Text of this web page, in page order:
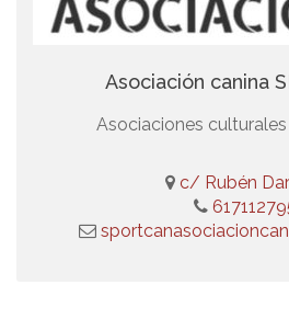
Asociación canina
Asociaciones
c/ Rubén